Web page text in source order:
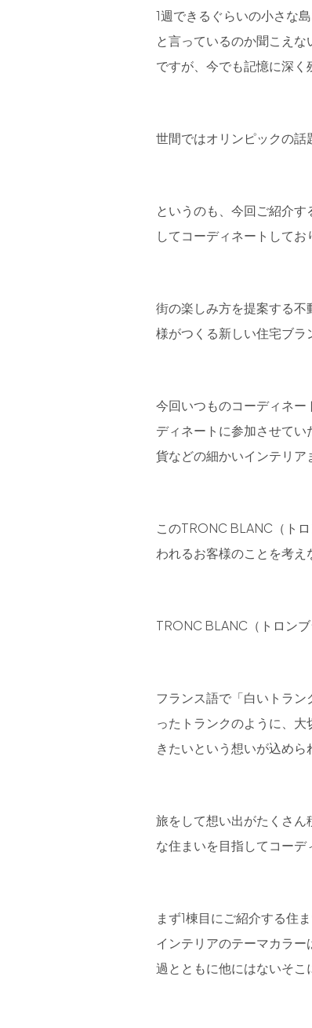
1週できるぐらいの小さな
と言っているのか聞こえ
ですが、今でも記憶に深く
世間ではオリンピックの話
というのも、今回ご紹介
してコーディネートしてお
街の楽しみ方を提案する
様がつくる新しい住宅ブラ
今回いつものコーディネ
ディネートに参加させて
貨などの細かいインテリア
このTRONC BLANC（ト
われるお客様のことを考え
TRONC BLANC（トロン
フランス語で「白いトラ
ったトランクのように、
きたいという想いが込めら
旅をして想い出がたくさ
な住まいを目指してコーデ
まず1棟目にご紹介する住
インテリアのテーマカラ
過とともに他にはないそこ